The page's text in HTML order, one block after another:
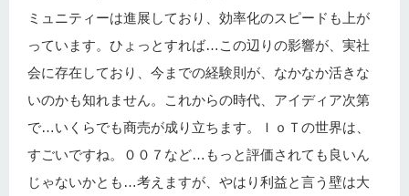
ミュニティーは進展しており、効率化のスピードも上が
っています。ひょっとすれば…この辺りの影響が、実社
会に存在しており、今までの経験則が、なかなか活きな
いのかも知れません。これからの時代、アイディア次第
で…いくらでも商売が成り立ちます。ＩｏＴの世界は、
すごいですね。００７など…もっと評価されても良いん
じゃないかとも…考えますが、やはり利益と言う壁は大